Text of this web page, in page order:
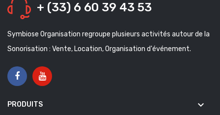
+ (33) 6 60 39 43 53
Symbiose Organisation regroupe plusieurs activités autour de la
Sonorisation : Vente, Location, Organisation d'événement.
PRODUITS keyboard_arrow_down